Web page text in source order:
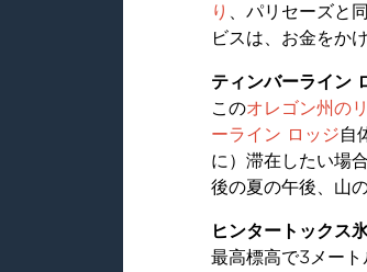
り 、パリセーズと
ビスは、お金をか
ティンバーライン
このオレゴン州の
ーライン ロッジ自
に）滞在したい場
後の夏の午後、山
ヒンタートック
最高標高で3メート